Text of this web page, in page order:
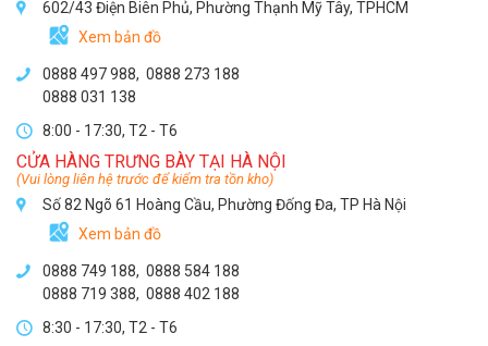
602/43 Điện Biên Phủ, Phường Thạnh Mỹ Tây, TPHCM
Xem bản đồ
0888 497 988, 0888 273 188
0888 031 138
8:00 - 17:30, T2 - T6
CỬA HÀNG TRƯNG BÀY TẠI HÀ NỘI
(Vui lòng liên hệ trước để kiểm tra tồn kho)
Số 82 Ngõ 61 Hoàng Cầu, Phường Đống Đa, TP Hà Nội
Xem bản đồ
0888 749 188, 0888 584 188
0888 719 388, 0888 402 188
8:30 - 17:30, T2 - T6